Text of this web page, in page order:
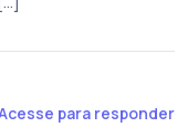
para responder